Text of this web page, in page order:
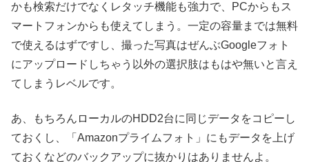
かも検索だけでなくレタッチ機能も強力で、PCからもス
マートフォンからも使えてしまう。一定の容量までは無料
で使えるはずですし、撮った写真はぜんぶGoogleフォト
にアップロードしちゃう以外の選択肢はもはや無いと言え
てしまうレベルです。
あ、もちろんローカルのHDD2台に同じデータをコピーし
ておくし、「Amazonプライムフォト」にもデータを上げ
ておくなどのバックアップに抜かりはありませんよ。